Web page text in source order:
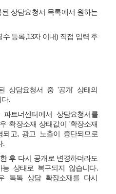
된 상담요청서 목록에서 원하는
수 등록,13자 이내) 직접 입력 후
상담요청서 중 '공개'상태의
다.
파트너센터에서 상담요청서를
확장소재 상태값이
'확장소재
되고, 광고 노출이 중단되므로
.
후 다시 공개로 변경하더라도
상태로 복구되지 않습니다.
톡톡 상담 확장소재를 다시